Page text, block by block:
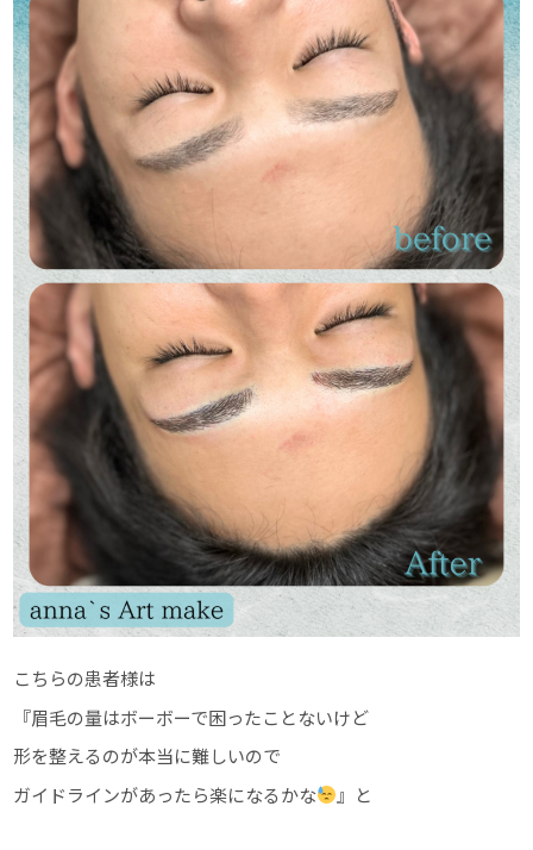
こちらの患者様は
『眉毛の量はボーボーで困ったことないけど
形を整えるのが本当に難しいので
ガイドラインがあったら楽になるかな
』と